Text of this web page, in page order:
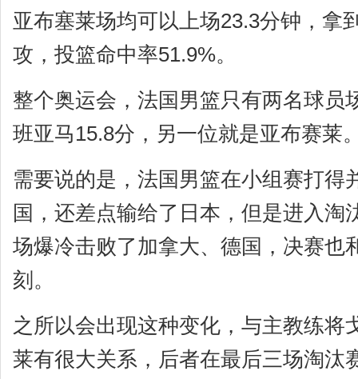
亚布塞莱场均可以上场23.3分钟，拿
攻，投篮命中率51.9%。
整个奥运会，法国男篮只有两名球员
班亚马15.8分，另一位就是亚布赛莱
需要说的是，法国男篮在小组赛打得
国，还差点输给了日本，但是进入淘
场爆冷击败了加拿大、德国，决赛也
刻。
之所以会出现这种变化，与主教练将
莱有很大关系，后者在最后三场淘汰